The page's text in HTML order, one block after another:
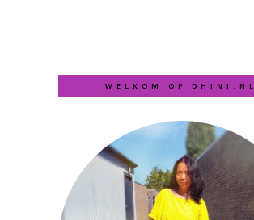
WELKOM OP DHINI.NL